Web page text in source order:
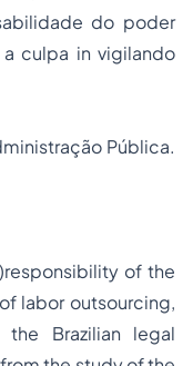
do poder
culpa in vigilando
Pública.
of the
labor outsourcing,
Brazilian legal